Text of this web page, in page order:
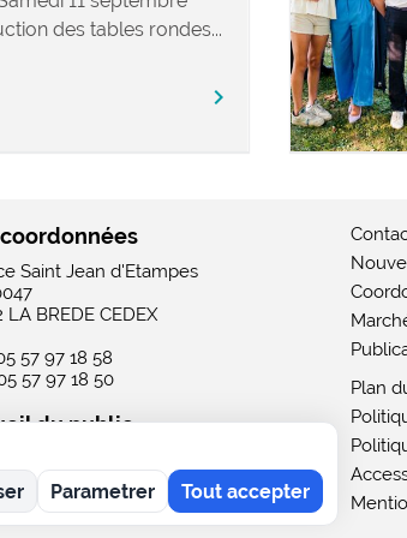
des tables rondes...
chevron_right
Saint Jean d'Etampes
LA BREDE CEDEX
57 97 18 58
57 97 18 50
du public
au vendredi : 9h - 12h / 15h - 19h
: 9h - 12h
Plan
Parametrer Tout accepter